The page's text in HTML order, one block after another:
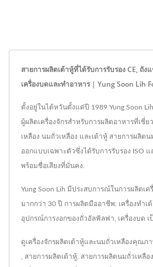
สายการผลิตเต้าหู้ที่ได้รับการรับรอง CE, ถัง
เครื่องบดและทำอาหาร | Yung Soon Lih
ตั้งอยู่ในไต้หวันตั้งแต่ปี 1989 Yung Soon
ผู้ผลิตเครื่องจักรสำหรับการผลิตอาหารที่เชี่
เหลือง นมถั่วเหลือง และเต้าหู้ สายการผลิต
ออกแบบเฉพาะตัวซึ่งได้รับการรับรอง ISO แ
พร้อมชื่อเสียงที่มั่นคง.
Yung Soon Lih มีประสบการณ์ในการผลิตเค
มากกว่า 30 ปี การผลิตมืออาชีพ: เครื่องทำเต้
อุปกรณ์การงอกของถั่วอัลฟัลฟา, เครื่องบด เ
ดูเครื่องจักรผลิตเต้าหู้และนมถั่วเหลืองคุณภา
สายการผลิตเต้าหู้ สายการผลิตนมถั่วเหลือง